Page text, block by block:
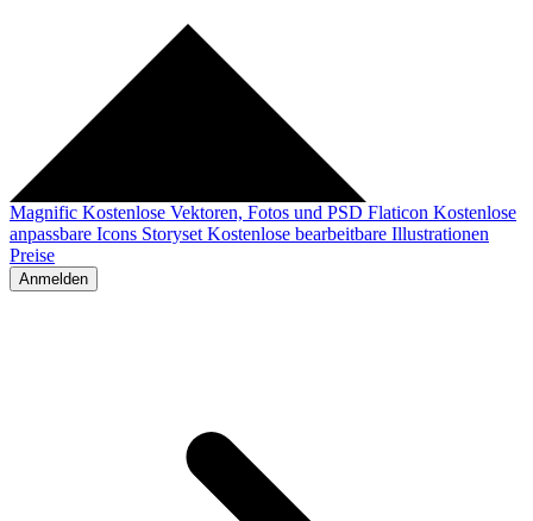
Magnific Kostenlose Vektoren, Fotos und PSD Flaticon Kostenlose
anpassbare Icons Storyset Kostenlose bearbeitbare Illustrationen
Preise
Anmelden